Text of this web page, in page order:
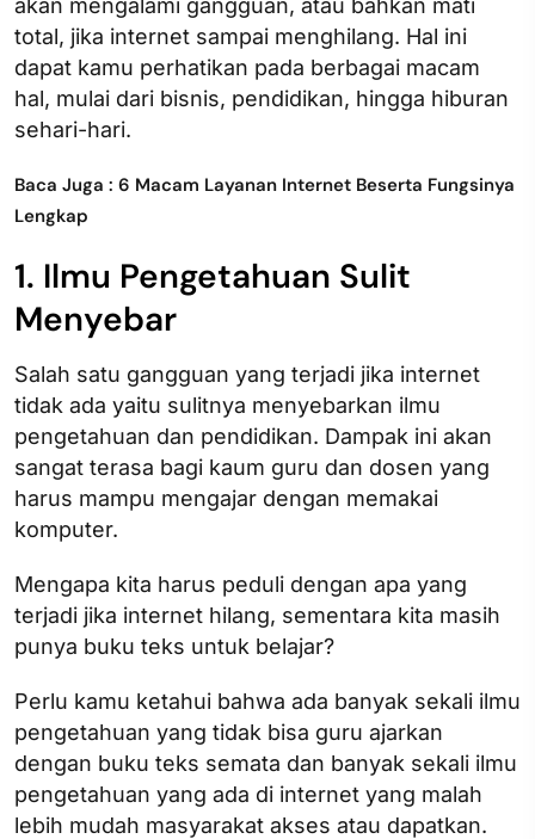
total, jika internet sampai menghilang. Hal ini
dapat kamu perhatikan pada berbagai macam
hal, mulai dari bisnis, pendidikan, hingga hiburan
sehari-hari.
Baca Juga : 6 Macam Layanan Internet Beserta Fungsinya
Lengkap
1. Ilmu Pengetahuan Sulit
Menyebar
Salah satu gangguan yang terjadi jika internet
tidak ada yaitu sulitnya menyebarkan ilmu
pengetahuan dan pendidikan. Dampak ini akan
sangat terasa bagi kaum guru dan dosen yang
harus mampu mengajar dengan memakai
komputer.
Mengapa kita harus peduli dengan apa yang
terjadi jika internet hilang, sementara kita masih
punya buku teks untuk belajar?
Perlu kamu ketahui bahwa ada banyak sekali ilmu
pengetahuan yang tidak bisa guru ajarkan
dengan buku teks semata dan banyak sekali ilmu
pengetahuan yang ada di internet yang malah
lebih mudah masyarakat akses atau dapatkan.